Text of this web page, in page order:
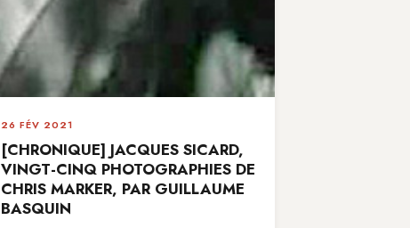
26 FÉV 2021
[CHRONIQUE] JACQUES SICARD,
VINGT-CINQ PHOTOGRAPHIES DE
CHRIS MARKER, PAR GUILLAUME
BASQUIN